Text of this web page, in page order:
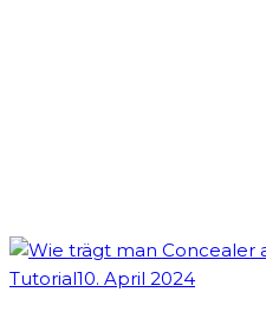
Tutorial10. April 2024